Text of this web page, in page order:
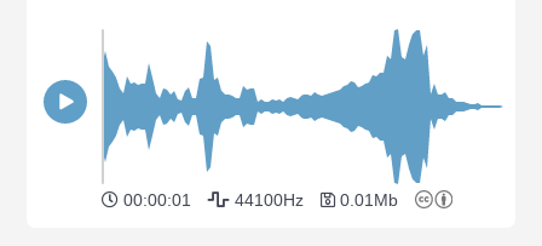
00:00:01 44100Hz 0.01Mb